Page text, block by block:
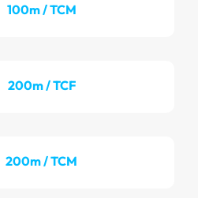
100m / TCM
200m / TCF
200m / TCM